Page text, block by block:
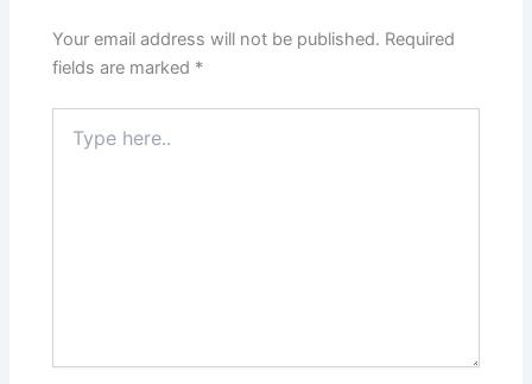
Your email address will not be published. Required
fields are marked *
here..